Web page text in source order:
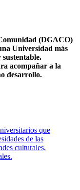
(DGACO)
Universidad más
acompañar a la
desarrollo.
que
de las
culturales,